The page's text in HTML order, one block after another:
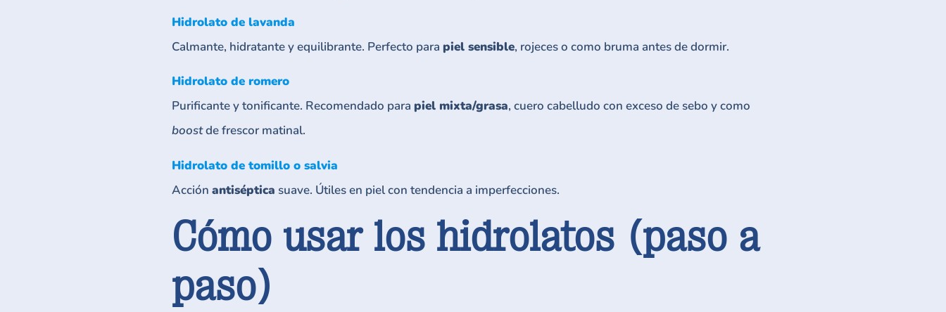
Hidrolato de lavanda
Calmante, hidratante y equilibrante. Perfecto para piel sensible, rojeces o como bruma antes de dormir.
Hidrolato de romero
Purificante y tonificante. Recomendado para piel mixta/grasa, cuero cabelludo con exceso de sebo y como
boostde frescor matinal.
Hidrolato de tomillo o salvia
Acción antiséptica suave. Útiles en piel con tendencia a imperfecciones.
Cómo usar los hidrolatos (paso a
paso)